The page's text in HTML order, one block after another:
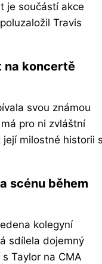
je součástí akce
Travis
na koncertě
svou známou
má pro ni zvláštní
milostné historii
scénu během
kolegyní
sdílela dojemný
Taylor na CMA